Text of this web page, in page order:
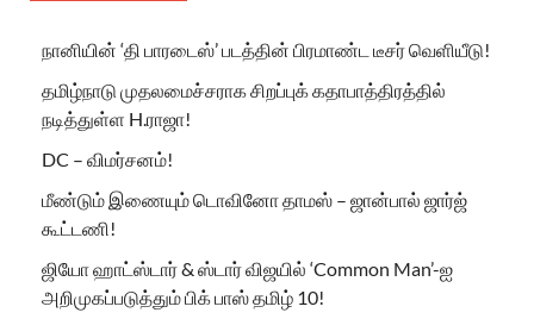
நானியின் ‘தி பாரடைஸ்’ படத்தின் பிரமாண்ட டீசர் வெளியீடு!
தமிழ்நாடு முதலமைச்சராக சிறப்புக் கதாபாத்திரத்தில்
நடித்துள்ள H.ராஜா!
DC – விமர்சனம்!
மீண்டும் இணையும் டொவினோ தாமஸ் – ஜான்பால் ஜார்ஜ்
கூட்டணி!
ஜியோ ஹாட்ஸ்டார் & ஸ்டார் விஜயில் ‘Common Man’-ஐ
அறிமுகப்படுத்தும் பிக் பாஸ் தமிழ் 10!